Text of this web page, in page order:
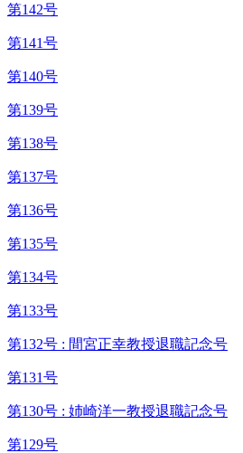
第142号
第141号
第140号
第139号
第138号
第137号
第136号
第135号
第134号
第133号
第132号 : 間宮正幸教授退職記念号
第131号
第130号 : 姉崎洋一教授退職記念号
第129号